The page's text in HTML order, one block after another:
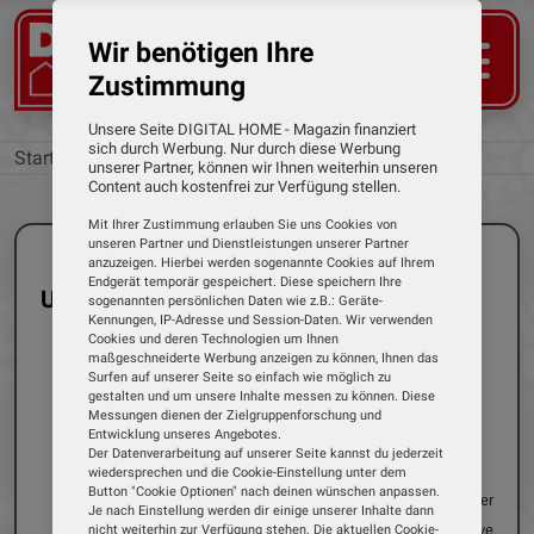
Startseite Unsere neusten Tests
Unsere neusten Tests
Einzeltest
Streaming-Player
06.09.2024
Sky - Stream
Wer die Spiele der Fußball-Bundesliga oder
alle Formel 1-Rennen in Deutschland live
Wir benötigen Ihre
Zustimmung
Unsere Seite DIGITAL HOME - Magazin finanziert
sich durch Werbung. Nur durch diese Werbung
unserer Partner, können wir Ihnen weiterhin unseren
Content auch kostenfrei zur Verfügung stellen.
Mit Ihrer Zustimmung erlauben Sie uns Cookies von
unseren Partner und Dienstleistungen unserer Partner
anzuzeigen. Hierbei werden sogenannte Cookies auf Ihrem
Endgerät temporär gespeichert. Diese speichern Ihre
sogenannten persönlichen Daten wie z.B.: Geräte-
Kennungen, IP-Adresse und Session-Daten. Wir verwenden
Cookies und deren Technologien um Ihnen
maßgeschneiderte Werbung anzeigen zu können, Ihnen das
Surfen auf unserer Seite so einfach wie möglich zu
gestalten und um unsere Inhalte messen zu können. Diese
Messungen dienen der Zielgruppenforschung und
Entwicklung unseres Angebotes.
Der Datenverarbeitung auf unserer Seite kannst du jederzeit
wiedersprechen und die Cookie-Einstellung unter dem
Button "Cookie Optionen" nach deinen wünschen anpassen.
Je nach Einstellung werden dir einige unserer Inhalte dann
nicht weiterhin zur Verfügung stehen. Die aktuellen Cookie-